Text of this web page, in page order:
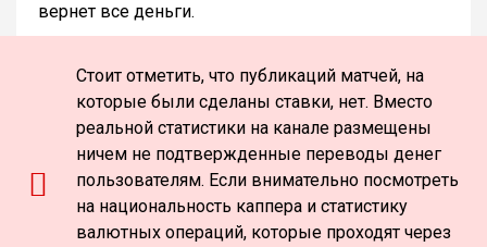
вернет все деньги.
Стоит отметить, что публикаций матчей, на
которые были сделаны ставки, нет. Вместо
реальной статистики на канале размещены
ничем не подтвержденные переводы денег
пользователям. Если внимательно посмотреть
на национальность каппера и статистику
валютных операций, которые проходят через